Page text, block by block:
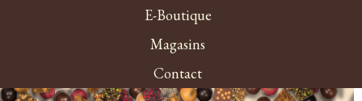
E-Boutique
Magasins
Contact